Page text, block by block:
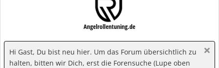
Hi Gast, Du bist neu hier. Um das Forum übersichtlich zu
halten, bitten wir Dich, erst die Forensuche (Lupe oben